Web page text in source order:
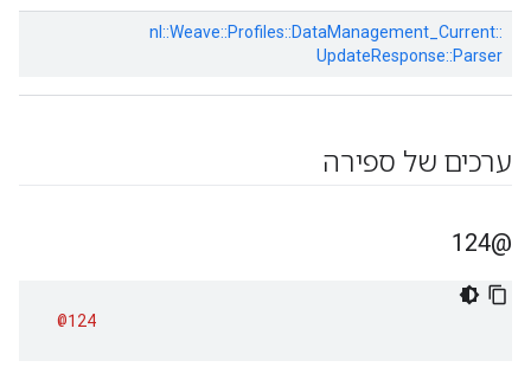
nl::Weave::Profiles::DataManagement_Current::
UpdateResponse::Parser
ערכים של ספירה
@124
@124